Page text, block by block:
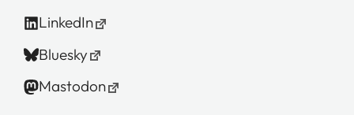
LinkedIn
Bluesky
Mastodon